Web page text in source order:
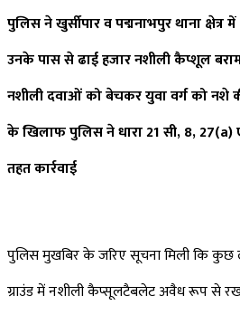
पुलिस ने खुर्सीपार व पद्मनाभपुर थाना
उनके पास से ढाई हजार नशीली कैप्शूल
नशीली दवाओं को बेचकर युवा वर्ग को नशे
के खिलाफ पुलिस ने धारा 21 सी, 8, 27(a)
तहत कार्रवाई
पुलिस मुखबिर के जरिए सूचना मिली कि कुछ
ग्राउंड में नशीली कैप्सूलटैबलेट अवैध रूप से